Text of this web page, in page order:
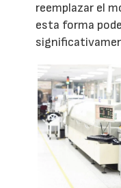
reemplazar el
esta forma